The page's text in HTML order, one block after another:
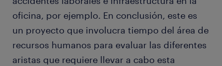
oficina, por ejemplo. En conclusión, este es
un proyecto que involucra tiempo del área de
recursos humanos para evaluar las diferentes
aristas que requiere llevar a cabo esta